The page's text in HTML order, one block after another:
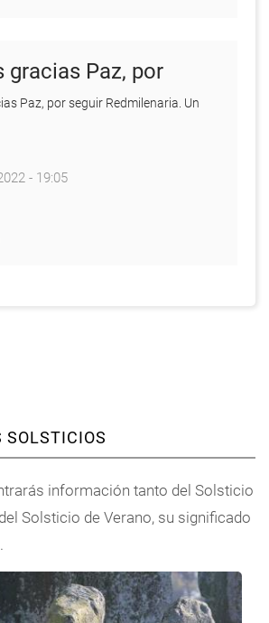
gracias Paz, por
Paz, por seguir Redmilenaria. Un
- 19:05
SOLSTICIOS
información tanto del Solsticio
Solsticio de Verano, su significado